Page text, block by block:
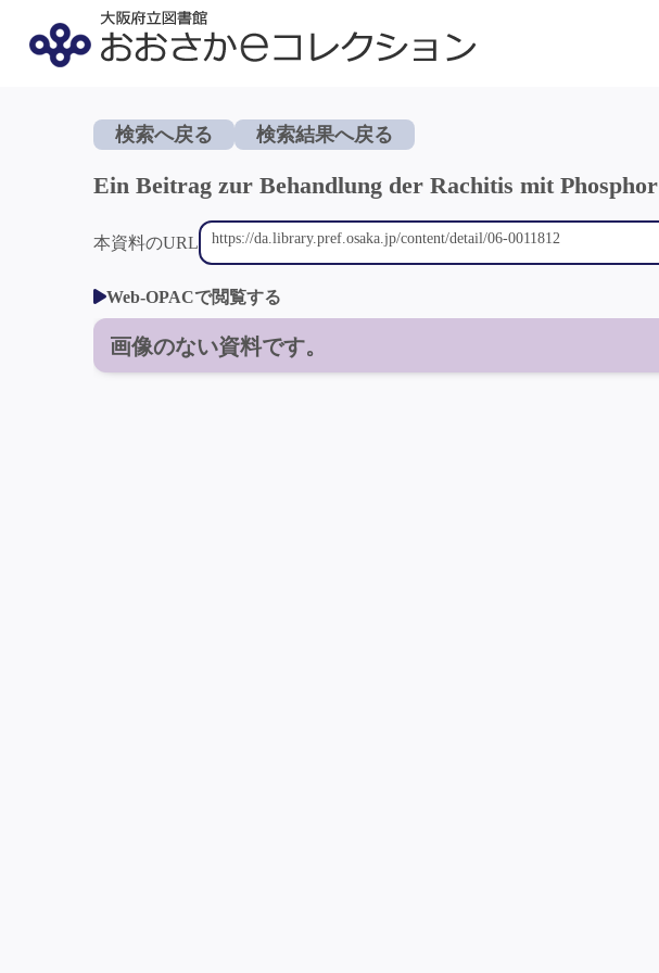
検索へ戻る 検索結果へ戻る
Ein Beitrag zur Behandlung der Rachitis mit Phosphor
本資料のURL
Web-OPACで閲覧する
画像のない資料です。